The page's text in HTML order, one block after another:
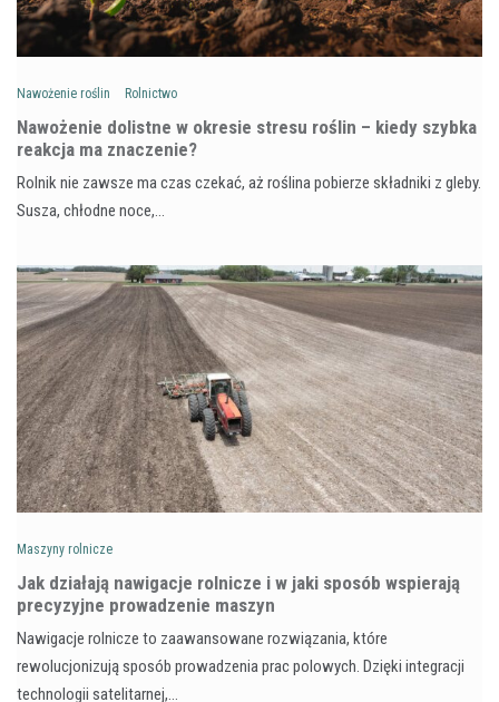
Nawożenie roślin Rolnictwo
Nawożenie dolistne w okresie stresu roślin – kiedy szybka
reakcja ma znaczenie?
Rolnik nie zawsze ma czas czekać, aż roślina pobierze składniki z gleby.
Susza, chłodne noce,…
Maszyny rolnicze
Jak działają nawigacje rolnicze i w jaki sposób wspierają
precyzyjne prowadzenie maszyn
Nawigacje rolnicze to zaawansowane rozwiązania, które
rewolucjonizują sposób prowadzenia prac polowych. Dzięki integracji
technologii satelitarnej,…